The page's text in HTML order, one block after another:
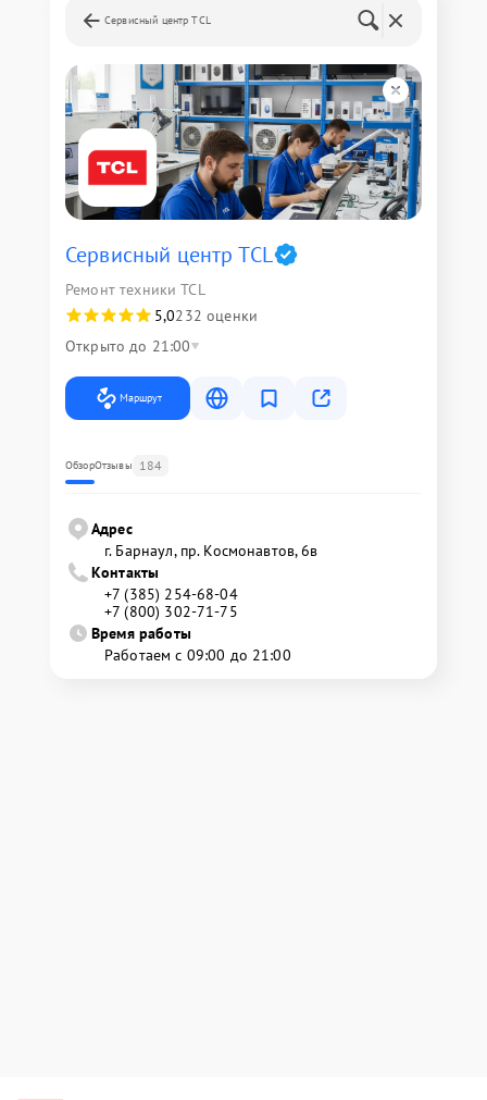
Сервисный центр TCL
Сервисный центр TCL
Ремонт техники TCL
5,0232 оценки
Открыто до 21:00
Маршрут
ОбзорОтзывы 184
Адрес
г. Барнаул, ​пр. Космонавтов, 6в
Контакты
+7 (385) 254-68-04
+7 (800) 302-71-75
Время работы
Работаем с 09:00 до 21:00